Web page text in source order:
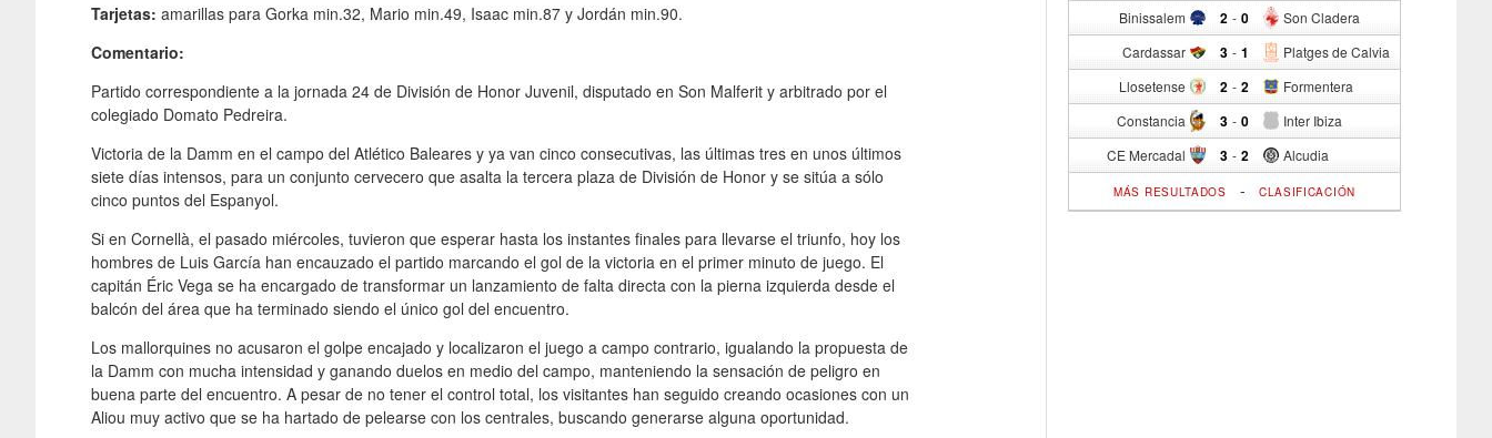
Tarjetas: amarillas para Gorka min.32, Mario min.49, Isaac min.87 y Jordán min.90.
Comentario:
Partido correspondiente a la jornada 24 de División de Honor Juvenil, disputado en Son Malferit y arbitrado por el
colegiado Domato Pedreira.
Victoria de la Damm en el campo del Atlético Baleares y ya van cinco consecutivas, las últimas tres en unos últimos
siete días intensos, para un conjunto cervecero que asalta la tercera plaza de División de Honor y se sitúa a sólo
cinco puntos del Espanyol.
Si en Cornellà, el pasado miércoles, tuvieron que esperar hasta los instantes finales para llevarse el triunfo, hoy los
hombres de Luis García han encauzado el partido marcando el gol de la victoria en el primer minuto de juego. El
capitán Éric Vega se ha encargado de transformar un lanzamiento de falta directa con la pierna izquierda desde el
balcón del área que ha terminado siendo el único gol del encuentro.
Los mallorquines no acusaron el golpe encajado y localizaron el juego a campo contrario, igualando la propuesta de
la Damm con mucha intensidad y ganando duelos en medio del campo, manteniendo la sensación de peligro en
buena parte del encuentro. A pesar de no tener el control total, los visitantes han seguido creando ocasiones con un
Aliou muy activo que se ha hartado de pelearse con los centrales, buscando generarse alguna oportunidad.
Binissalem 2 - Son Cladera
0
Cardassar 3 - Platges de Calvia
1
Llosetense 2 - Formentera
2
Constancia 3 - Inter Ibiza
0
CE Mercadal 3 - Alcudia
2
MÁS RESULTADOS - CLASIFICACIÓN